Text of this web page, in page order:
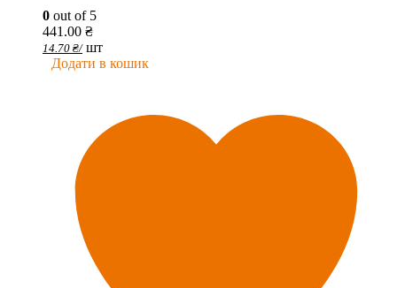
0 out of 5
441.00 ₴
14.70 ₴/ шт
Додати в кошик